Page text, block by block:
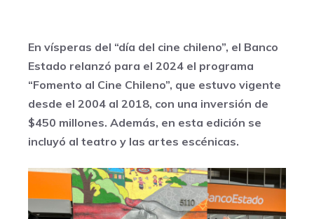
En vísperas del “día del cine chileno”, el Banco
Estado relanzó para el 2024 el programa
“Fomento al Cine Chileno”, que estuvo vigente
desde el 2004 al 2018, con una inversión de
$450 millones. Además, en esta edición se
incluyó al teatro y las artes escénicas.